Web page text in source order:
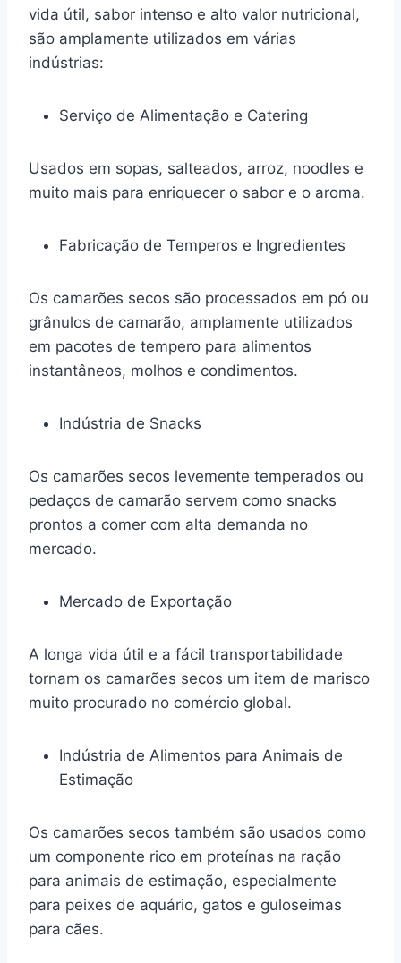
vida útil, sabor intenso e alto valor nutricional,
são amplamente utilizados em várias
indústrias:
Serviço de Alimentação e Catering
Usados em sopas, salteados, arroz, noodles e
muito mais para enriquecer o sabor e o aroma.
Fabricação de Temperos e Ingredientes
Os camarões secos são processados em pó ou
grânulos de camarão, amplamente utilizados
em pacotes de tempero para alimentos
instantâneos, molhos e condimentos.
Indústria de Snacks
Os camarões secos levemente temperados ou
pedaços de camarão servem como snacks
prontos a comer com alta demanda no
mercado.
Mercado de Exportação
A longa vida útil e a fácil transportabilidade
tornam os camarões secos um item de marisco
muito procurado no comércio global.
Indústria de Alimentos para Animais de
Estimação
Os camarões secos também são usados como
um componente rico em proteínas na ração
para animais de estimação, especialmente
para peixes de aquário, gatos e guloseimas
para cães.